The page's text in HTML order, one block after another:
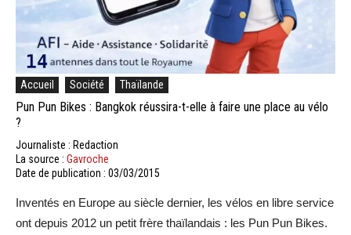
Accueil Société Thaïlande
Pun Pun Bikes : Bangkok réussira-t-elle à faire une place au vélo
?
Journaliste : Redaction
La source : Gavroche
Date de publication : 03/03/2015
Inventés en Europe au siècle dernier, les vélos en libre service
ont depuis 2012 un petit frère thaïlandais : les Pun Pun Bikes.